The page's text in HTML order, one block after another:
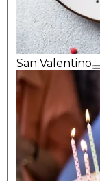
San Valentino